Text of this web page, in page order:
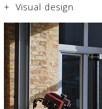
+ Visual design